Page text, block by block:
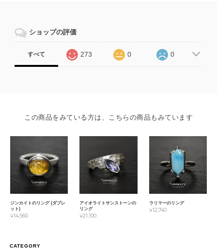
ショップの評価
すべて 273 0 0
この商品をみている方は、こちらの商品もみています
ジンカイトのリング (ダブレ
ット)
¥14,560
アイオライトサンストーンの
リング
¥21,100
ラリマーのリング
¥12,740
CATEGORY